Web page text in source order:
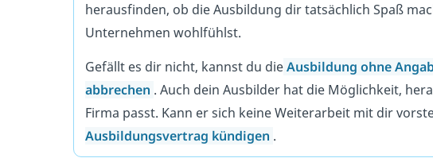
herausfinden, ob die Ausbildung dir tatsächlich Spaß
Unternehmen wohlfühlst.
Gefällt es dir nicht, kannst du dieAusbildung ohne
abbrechen . Auch dein Ausbilder hat die Möglichkeit,
Firma passt. Kann er sich keine Weiterarbeit mit dir
Ausbildungsvertrag kündigen .